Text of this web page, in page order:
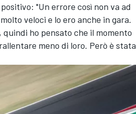
"Un errore così non va ad
veloci e lo ero anche in gara.
ho pensato che il momento
meno di loro. Però è stata